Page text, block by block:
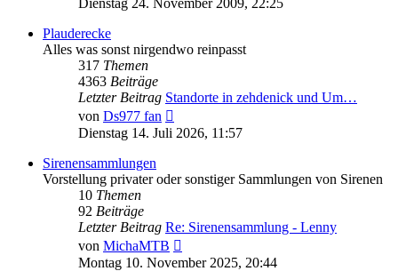
Dienstag 24. November 2009, 22:25
Plauderecke
Alles was sonst nirgendwo reinpasst
317 Themen
4363 Beiträge
Letzter Beitrag Standorte in zehdenick und Um…
von Ds977 fan
Beitrag
Dienstag 14. Juli 2026, 11:57
Sirenensammlungen
Vorstellung privater oder sonstiger Sammlungen von Sirenen
10 Themen
92 Beiträge
Letzter Beitrag Re: Sirenensammlung - Lenny
von MichaMTB
Beitrag
Montag 10. November 2025, 20:44